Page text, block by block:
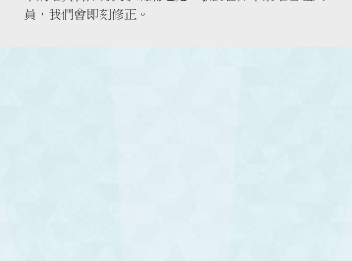
員，我們會即刻修正。